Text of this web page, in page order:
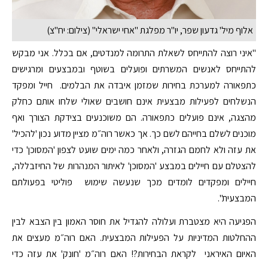
אלוף מיל' גדעון שפר, יו"ר מפלגת "אחי ישראלי" (צילום: יח"צ)
"איני רוצה להתייחס לשאלת התרומה למנדטים, אם בכלל. אני מבקש
להתייחס לאנשים המשרתים ופועלים בשוטף ובמבצעים ומרגישים
כתפאורה למערכת בחירות שמזמן איבדה את הבלמים. חייל ומפקד
הנשלחים לפעילות מבצעית אינם חושבים שאולי שלחו אותם כחלק
מהצגה, אינם פועלים כתפאורה. הם משוכנעים בצידקת הצורך ואף
מוכנים לשלם בחייהם לשם כך. אך כאשר רוה״מ מציין מדוע נכון 'להכיל'
את עזה ולא לחמם הגזרה, ולאחר כמה ימים שועט לצפון 'המסוכן' כדי
להצטלם עם חיילים במבצע 'המסוכן' לאיתור המנהרות של החיזבללה,
חיילים ומפקדים לומדים מכך שנעשה שימוש פוליטי בפעולתם
המבצעית".
הפגיעה היא מצטברת ועלולה להגדיל את חוסר האמון בין הצבא לבין
ההחלטות המדיניות על הפעילות המבצעית. האם רוה״מ מעצים את
האיום האיראני לקראת הבחירות?! האם רוה״מ 'חונק' את עזה כדי